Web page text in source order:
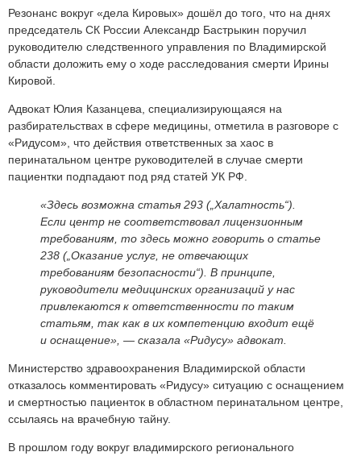
Резонанс вокруг «дела Кировых» дошёл до того, что на днях
председатель СК России Александр Бастрыкин поручил
руководителю следственного управления по Владимирской
области доложить ему о ходе расследования смерти Ирины
Кировой.
Адвокат Юлия Казанцева, специализирующаяся на
разбирательствах в сфере медицины, отметила в разговоре с
«Ридусом», что действия ответственных за хаос в
перинатальном центре руководителей в случае смерти
пациентки подпадают под ряд статей УК РФ.
«Здесь возможна статья 293 („Халатность“).
Если центр не соответствовал лицензионным
требованиям, то здесь можно говорить о статье
238 („Оказание услуг, не отвечающих
требованиям безопасности“). В принципе,
руководители медицинских организаций у нас
привлекаются к ответственности по таким
статьям, так как в их компетенцию входит ещё
и оснащение», — сказала «Ридусу» адвокат.
Министерство здравоохранения Владимирской области
отказалось комментировать «Ридусу» ситуацию с оснащением
и смертностью пациенток в областном перинатальном центре,
ссылаясь на врачебную тайну.
В прошлом году вокруг владимирского регионального